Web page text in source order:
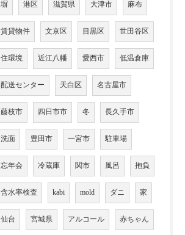
塀 港区 滋賀県 大津市 麻布
賃貸物件 文京区 目黒区 世田谷区
住環境 近江八幡 愛西市 低温倉庫
配送センター 天白区 名古屋市
藤枝市 四日市市 冬 長久手市
洗面 豊田市 一宮市 駐車場
忘年会 冷蔵庫 関市 風呂 抱負
含水率検査 kabi mold ダニ 家
仙台 宮城県 アルコール 赤ちゃん